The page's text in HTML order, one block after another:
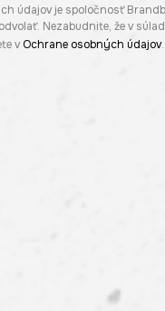
údajov je spoločnosť
Nezabudnite, že v
v Ochrane osobných údajov